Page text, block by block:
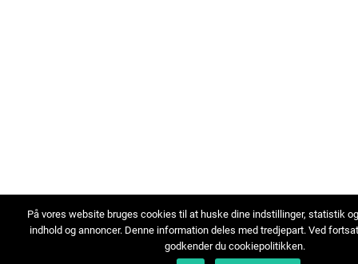
På vores website bruges cookies til at huske dine indstillinger, statistik
indhold og annoncer. Denne information deles med tredjepart. Ved
godkender du cookiepolitikken.